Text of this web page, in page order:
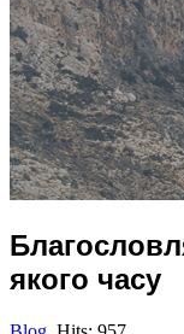
якого часу